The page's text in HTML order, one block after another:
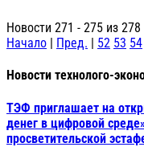
Новости 271 - 275 из 278
Начало | Пред. | 52 53 54
Новости технолого-
ТЭФ приглашает на
денег в цифровой
просветительской